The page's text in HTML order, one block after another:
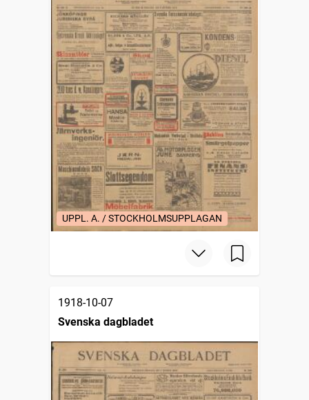
UPPL. A. / STOCKHOLMSUPPLAGAN
1918-10-07
Svenska dagbladet